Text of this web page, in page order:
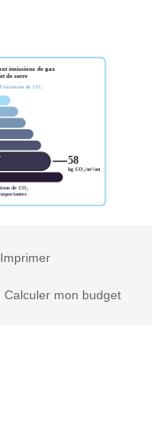
Imprimer
Calculer mon budget